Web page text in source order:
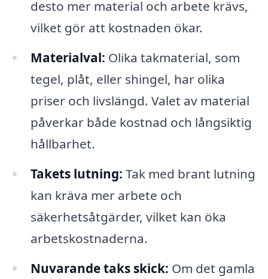
desto mer material och arbete krävs,
vilket gör att kostnaden ökar.
Materialval: Olika takmaterial, som
tegel, plåt, eller shingel, har olika
priser och livslängd. Valet av material
påverkar både kostnad och långsiktig
hållbarhet.
Takets lutning: Tak med brant lutning
kan kräva mer arbete och
säkerhetsåtgärder, vilket kan öka
arbetskostnaderna.
Nuvarande taks skick: Om det gamla